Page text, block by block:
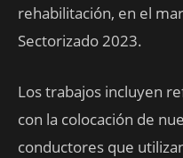
rehabilitación, en el
Sectorizado 2023.
Los trabajos incluyen
con la colocación de
conductores que